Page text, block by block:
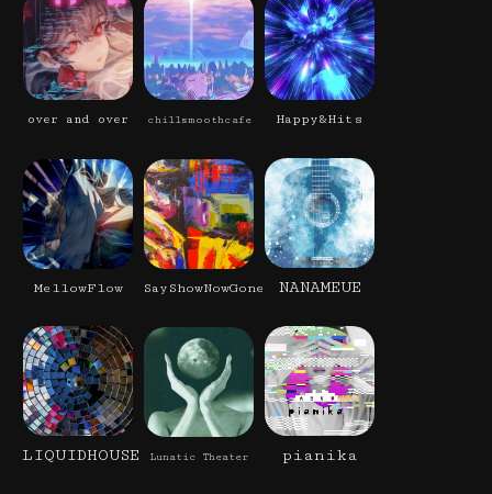
over and over chillsmoothcafe Happy&Hits
MellowFlow SayShowNowGone NANAMEUE
LIQUIDHOUSE Lunatic Theater pianika